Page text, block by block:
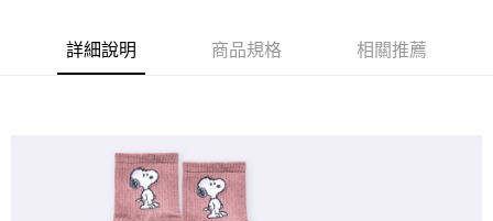
ATM付款
每筆NT$80，滿NT$899(含以上)免運費
付款後全家取貨
詳細說明 商品規格 相關推薦